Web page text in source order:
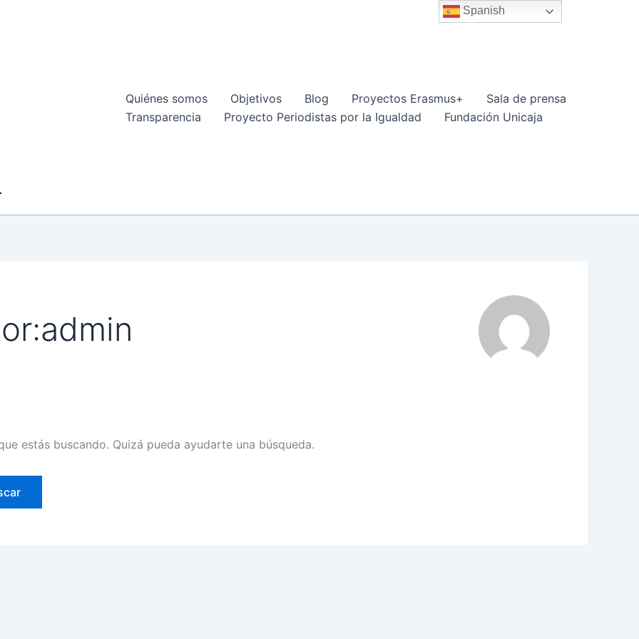
Quiénes somos Objetivos Blog Proyectos Erasmus+
Sala de prensa
Transparencia
Proyecto Periodistas por la Igualdad Fundación Unicaja
estás buscando. Quizá pueda ayudarte una búsqueda.
Spanish